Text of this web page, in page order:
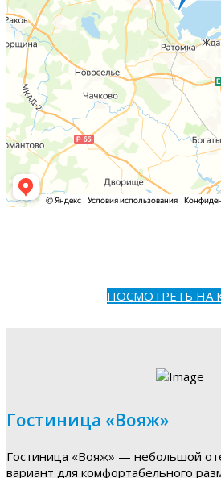
ПОСМОТРЕТЬ НА
Гостиница «Вояж»
Гостиница «Вояж» — небольшой
вариант для комфортабельного